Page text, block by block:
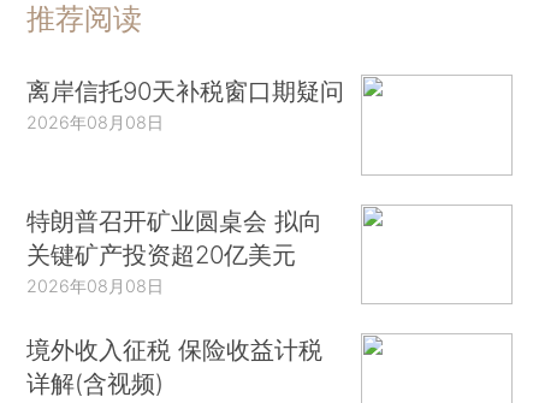
推荐阅读
离岸信托90天补税窗口期疑问
2026年08月08日
特朗普召开矿业圆桌会 拟向
关键矿产投资超20亿美元
2026年08月08日
境外收入征税 保险收益计税
详解(含视频)